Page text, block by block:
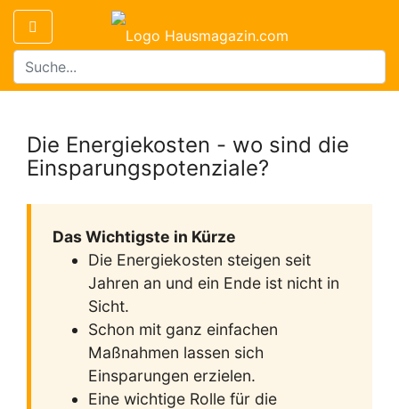
Die Energiekosten - wo sind die
Einsparungspotenziale?
Das Wichtigste in Kürze
Die Energiekosten steigen seit
Jahren an und ein Ende ist nicht in
Sicht.
Schon mit ganz einfachen
Maßnahmen lassen sich
Einsparungen erzielen.
Eine wichtige Rolle für die